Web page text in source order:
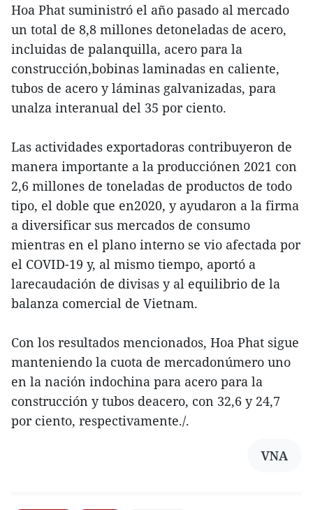
Hoa Phat suministró el año pasado al mercado
un total de 8,8 millones detoneladas de acero,
incluidas de palanquilla, acero para la
construcción,bobinas laminadas en caliente,
tubos de acero y láminas galvanizadas, para
unalza interanual del 35 por ciento.
Las actividades exportadoras contribuyeron de
manera importante a la producciónen 2021 con
2,6 millones de toneladas de productos de todo
tipo, el doble que en2020, y ayudaron a la firma
a diversificar sus mercados de consumo
mientras en el plano interno se vio afectada por
el COVID-19 y, al mismo tiempo, aportó a
larecaudación de divisas y al equilibrio de la
balanza comercial de Vietnam.
Con los resultados mencionados, Hoa Phat sigue
manteniendo la cuota de mercadonúmero uno
en la nación indochina para acero para la
construcción y tubos deacero, con 32,6 y 24,7
por ciento, respectivamente./.
VNA